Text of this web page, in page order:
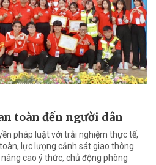
toàn đến người dân
pháp luật với trải nghiệm thực tế,
lực lượng cảnh sát giao thông
cao ý thức, chủ động phòng